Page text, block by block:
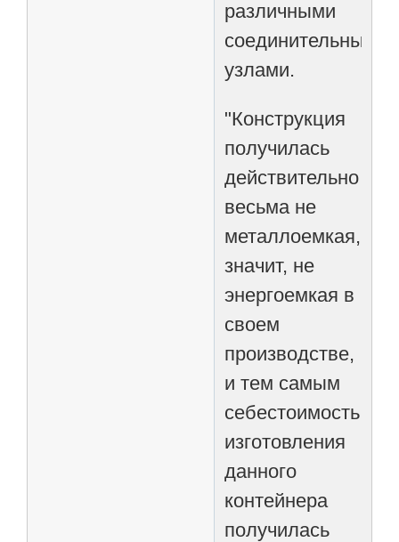
различными
соединительными
узлами.
"Конструкция
получилась
действительно
весьма не
металлоемкая,
значит, не
энергоемкая в
своем
производстве,
и тем самым
себестоимость
изготовления
данного
контейнера
получилась